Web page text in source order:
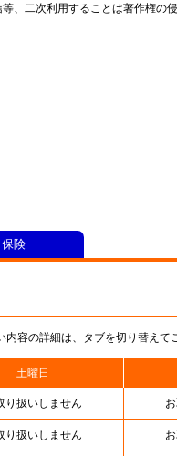
、二次利用することは著作権の
容の詳細は、タブを切り替えて
土曜日
り扱いしません
り扱いしません
保険